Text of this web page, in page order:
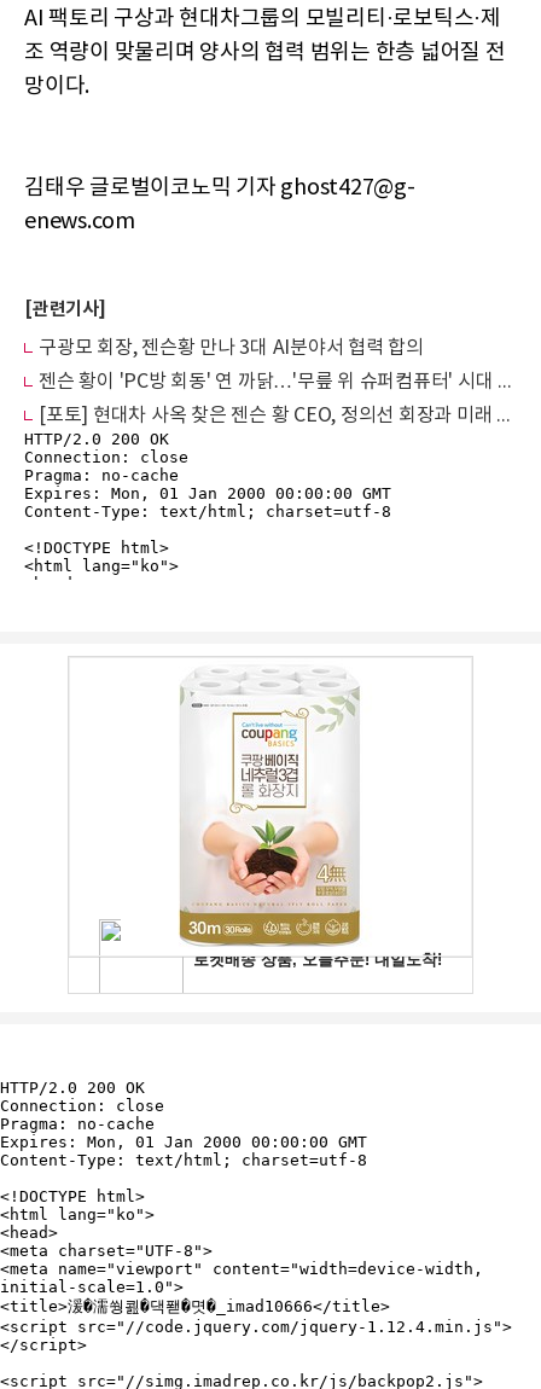
AI 팩토리 구상과 현대차그룹의 모빌리티·로보틱스·제
조 역량이 맞물리며 양사의 협력 범위는 한층 넓어질 전
망이다.
김태우 글로벌이코노믹 기자 ghost427@g-
enews.com
[관련기사]
구광모 회장, 젠슨황 만나 3대 AI분야서 협력 합의
젠슨 황이 'PC방 회동' 연 까닭…'무릎 위 슈퍼컴퓨터' 시대 연다
[포토] 현대차 사옥 찾은 젠슨 황 CEO, 정의선 회장과 미래 기술 관람